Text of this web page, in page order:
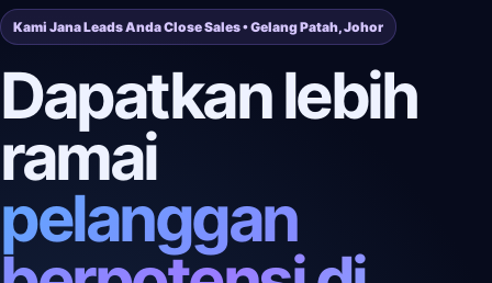
Kami Jana Leads Anda Close Sales • Gelang Patah, Johor
Dapatkan lebih
ramai
pelanggan